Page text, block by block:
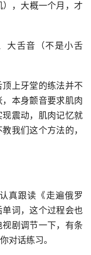
，大概一个月，才
大舌音（不是小舌
上牙堂的练法并不
本身颤音要求肌肉
震动，肌肉记忆就
我们这个方法的，
真跟读《走遍俄罗
词，这个过程会也
剧调节一下，有条
对话练习。